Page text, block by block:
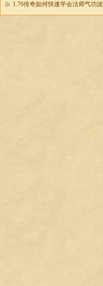
1.76传奇如何快速学会法师气功波